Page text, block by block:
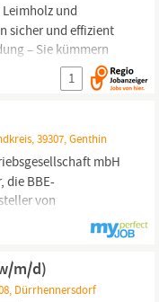
und
sicher und effizient
– Sie kümmern
sorgen für einen
an den
durch das
1
39307, Genthin
mbH
die BBE-
von
und
Sachsen
ist seit 2010
Dort fertigen
m/d)
Dürrhennersdorf